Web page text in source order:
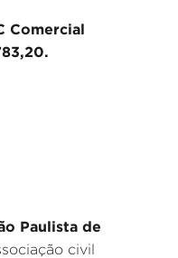
Comercial
Paulista de
civil